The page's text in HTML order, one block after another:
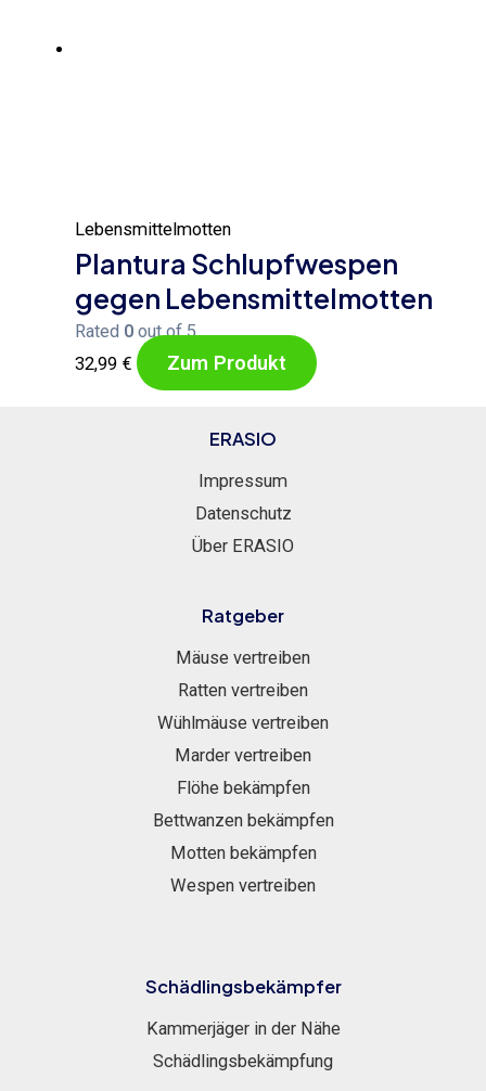
Lebensmittelmotten
Plantura Schlupfwespen
gegen Lebensmittelmotten
Rated 0 out of 5
32,99 € Zum Produkt
ERASIO
Impressum
Datenschutz
Über ERASIO
Ratgeber
Mäuse vertreiben
Ratten vertreiben
Wühlmäuse vertreiben
Marder vertreiben
Flöhe bekämpfen
Bettwanzen bekämpfen
Motten bekämpfen
Wespen vertreiben
Schädlingsbekämpfer
Kammerjäger in der Nähe
Schädlingsbekämpfung